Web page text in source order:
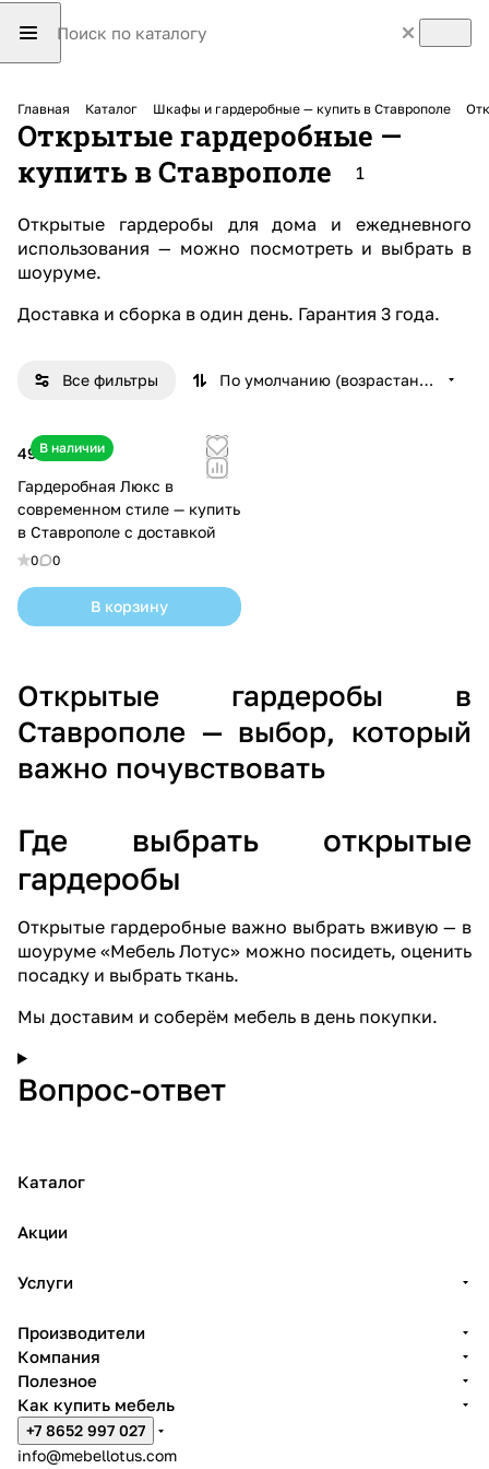
Главная Каталог Шкафы и гардеробные — купить в Ставрополе
Открытые гардеробные —
купить в Ставрополе
1
Открытые гардеробы для дома и ежедневного
использования — можно посмотреть и выбрать в
шоуруме.
Доставка и сборка в один день. Гарантия 3 года.
Все фильтры По умолчанию (возрастание)
В наличии
497 860 ₽
Гардеробная Люкс в
современном стиле — купить
в Ставрополе с доставкой
0 0
В корзину
Открытые гардеробы в
Ставрополе — выбор, который
важно почувствовать
Где выбрать открытые
гардеробы
Открытые гардеробные важно выбрать вживую — в
шоуруме «Мебель Лотус» можно посидеть, оценить
посадку и выбрать ткань.
Мы доставим и соберём мебель в день покупки.
Вопрос-ответ
Каталог
Акции
Услуги
Производители
Компания
Полезное
Как купить мебель
+7 8652 997 027
info@mebellotus.com